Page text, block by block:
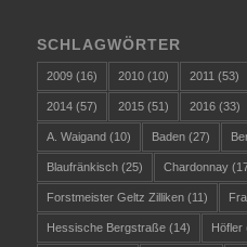
SCHLAGWÖRTER
2009(16) 2010(10) 2011 (53)
2014(57) 2015(51) 2016(33)
A. Waigand(10) Baden(27)
Blaufränkisch(25) Chardonnay
Forstmeister Geltz Zilliken(11)
Hessische Bergstraße(14) Höfler